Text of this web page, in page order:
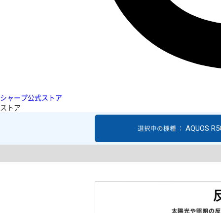
シャープ公式ストア
ストア
選択中の機種 ： AQUOS